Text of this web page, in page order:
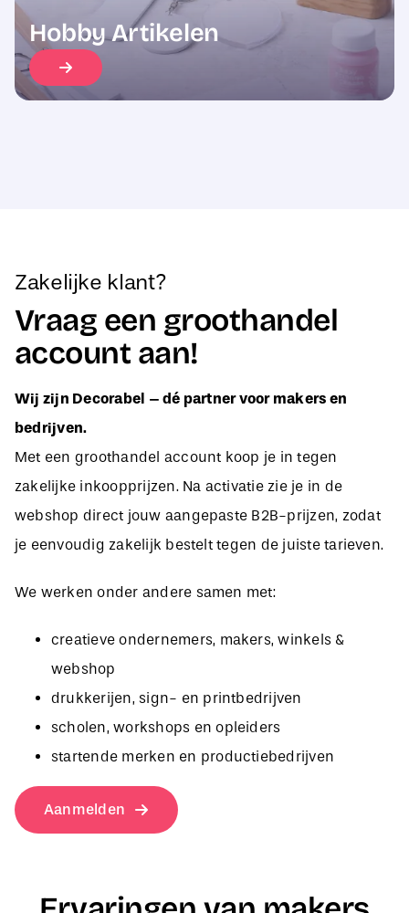
Vraag een groothandel
account aan!
Wij zijn Decorabel – dé partner voor makers en
bedrijven.
Met een groothandel account koop je in tegen
zakelijke inkoopprijzen. Na activatie zie je in de
webshop direct jouw aangepaste B2B-prijzen, zodat
je eenvoudig zakelijk bestelt tegen de juiste tarieven.
We werken onder andere samen met:
creatieve ondernemers, makers, winkels &
webshop
drukkerijen, sign- en printbedrijven
scholen, workshops en opleiders
startende merken en productiebedrijven